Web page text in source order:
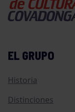
EL GRUPO
Historia
Distinciones